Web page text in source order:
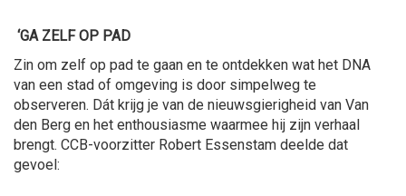
‘GA ZELF OP PAD
Zin om zelf op pad te gaan en te ontdekken wat het DNA
van een stad of omgeving is door simpelweg te
observeren. Dát krijg je van de nieuwsgierigheid van Van
den Berg en het enthousiasme waarmee hij zijn verhaal
brengt. CCB-voorzitter Robert Essenstam deelde dat
gevoel: